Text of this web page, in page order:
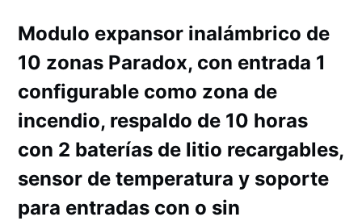
Modulo expansor inalámbrico de
10 zonas Paradox, con entrada 1
configurable como zona de
incendio, respaldo de 10 horas
con 2 baterías de litio recargables,
sensor de temperatura y soporte
para entradas con o sin